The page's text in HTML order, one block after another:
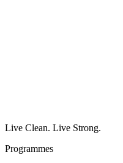
Live Clean. Live Strong.
Programmes